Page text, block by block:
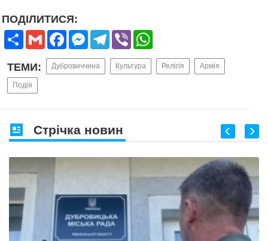
ПОДІЛИТИСЯ:
Share Gmail FacebookMessengerTelegram
Viber
ТЕМИ: Дубровиччина Культура Релігія Армія
Подія
Стрічка новин